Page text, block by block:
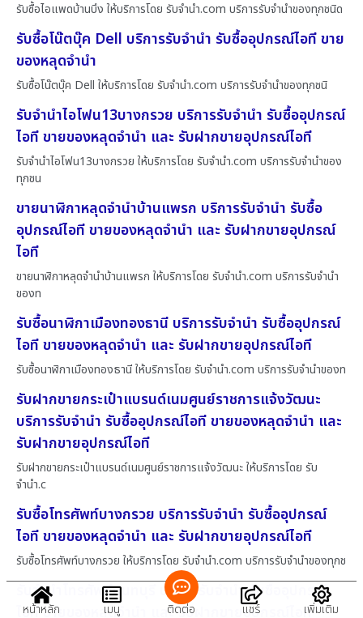
รับซื้อไอแพดบ้านบึง ให้บริการโดย รับจํานํา.com บริการรับจำนำของทุกชนิด
รับซื้อโน๊ตบุ๊ค Dell บริการรับจำนำ รับซื้ออุปกรณ์ไอที ขาย
ของหลุดจำนำ
รับซื้อโน๊ตบุ๊ค Dell ให้บริการโดย รับจํานํา.com บริการรับจำนำของทุกชนิ
รับจำนำไอโฟน13บางกรวย บริการรับจำนำ รับซื้ออุปกรณ์
ไอที ขายของหลุดจำนำ และ รับฝากขายอุปกรณ์ไอที
รับจำนำไอโฟน13บางกรวย ให้บริการโดย รับจํานํา.com บริการรับจำนำของ
ทุกชน
ขายนาฬิกาหลุดจำนำบ้านแพรก บริการรับจำนำ รับซื้อ
อุปกรณ์ไอที ขายของหลุดจำนำ และ รับฝากขายอุปกรณ์
ไอที
ขายนาฬิกาหลุดจำนำบ้านแพรก ให้บริการโดย รับจํานํา.com บริการรับจำนำ
ของท
รับซื้อนาฬิกาเมืองทองธานี บริการรับจำนำ รับซื้ออุปกรณ์
ไอที ขายของหลุดจำนำ และ รับฝากขายอุปกรณ์ไอที
รับซื้อนาฬิกาเมืองทองธานี ให้บริการโดย รับจํานํา.com บริการรับจำนำของท
รับฝากขายกระเป๋าแบรนด์เนมศูนย์ราชการแจ้งวัฒนะ
บริการรับจำนำ รับซื้ออุปกรณ์ไอที ขายของหลุดจำนำ และ
รับฝากขายอุปกรณ์ไอที
รับฝากขายกระเป๋าแบรนด์เนมศูนย์ราชการแจ้งวัฒนะ ให้บริการโดย รับ
จํานํา.c
รับซื้อโทรศัพท์บางกรวย บริการรับจำนำ รับซื้ออุปกรณ์
ไอที ขายของหลุดจำนำ และ รับฝากขายอุปกรณ์ไอที
รับซื้อโทรศัพท์บางกรวย ให้บริการโดย รับจํานํา.com บริการรับจำนำของทุกช
รับจำนำโทรศัพท์นนทบุรี บริการรับจำนำ รับซื้ออุปกรณ์
ไอที ขายของหลุดจำนำ และ รับฝากขายอุปกรณ์ไอที
หน้าหลัก เมนู ติดต่อ แชร์ เพิ่มเติม